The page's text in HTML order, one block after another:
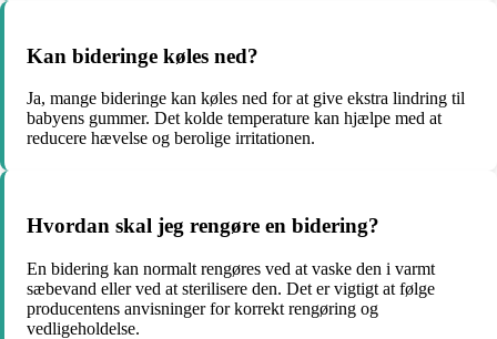
Kan bideringe køles ned?
Ja, mange bideringe kan køles ned for at give ekstra lindring til
babyens gummer. Det kolde temperature kan hjælpe med at
reducere hævelse og berolige irritationen.
Hvordan skal jeg rengøre en bidering?
En bidering kan normalt rengøres ved at vaske den i varmt
sæbevand eller ved at sterilisere den. Det er vigtigt at følge
producentens anvisninger for korrekt rengøring og
vedligeholdelse.